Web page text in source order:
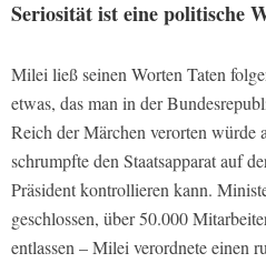
Seriosität ist eine politische
Milei ließ seinen Worten Taten
etwas, das man in der
Reich der Märchen verorten würde
schrumpfte den Staatsapparat auf
Präsident kontrollieren kann.
geschlossen, über 50.000
entlassen – Milei verordnete einen